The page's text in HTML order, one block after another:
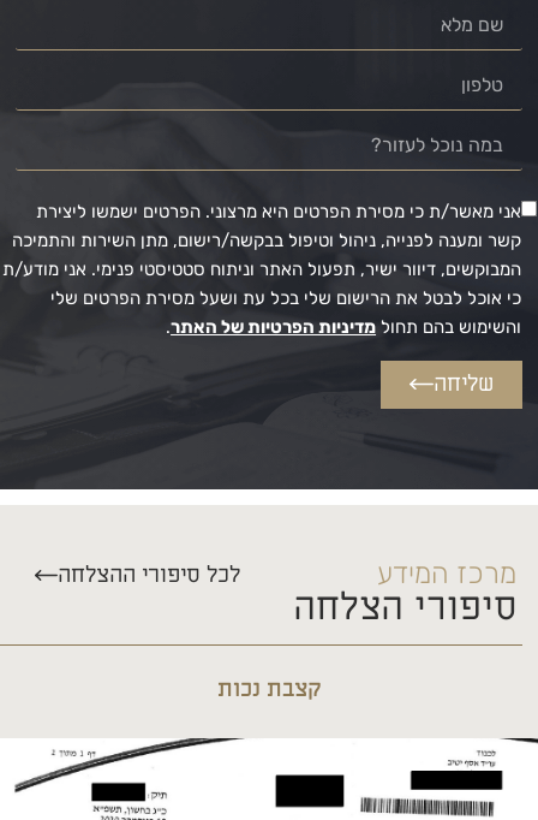
אני מאשר/ת כי מסירת הפרטים היא מרצוני. הפרטים ישמשו ליצירת
קשר ומענה לפנייה, ניהול וטיפול בבקשה/רישום, מתן השירות והתמיכה
המבוקשים, דיוור ישיר, תפעול האתר וניתוח סטטיסטי פנימי. אני מודע/ת
כי אוכל לבטל את הרישום שלי בכל עת ושעל מסירת הפרטים שלי
והשימוש בהם תחול מדיניות הפרטיות של האתר.
שליחה
מרכז המידע
סיפורי הצלחה
לכל סיפורי ההצלחה
קצבת נכות